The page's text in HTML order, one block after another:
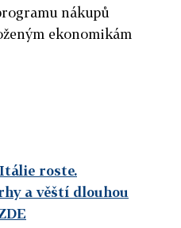
nákupů
ekonomikám
roste.
a věští dlouhou